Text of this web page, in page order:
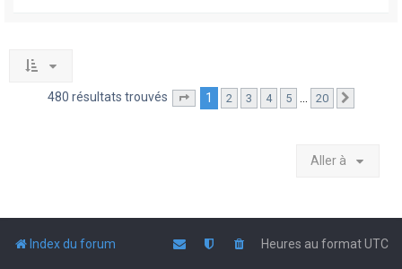
480 résultats trouvés Page sur20
1 2 3 4 5 … 20
Aller à
Index du forum Heures au formatUTC